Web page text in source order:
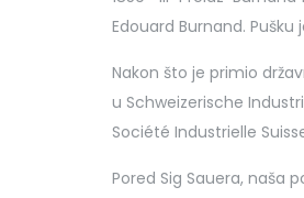
Edouard Burnand.
Nakon što je primio
u Schweizerische
Société Industrielle
Pored Sig Sauera, naša